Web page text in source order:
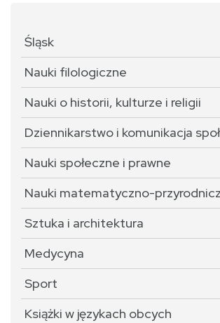
Śląsk
Nauki filologiczne
Nauki o historii, kulturze i religii
Dziennikarstwo i komunikacja
Nauki społeczne i prawne
Nauki matematyczno-
Sztuka i architektura
Medycyna
Sport
Książki w językach obcych